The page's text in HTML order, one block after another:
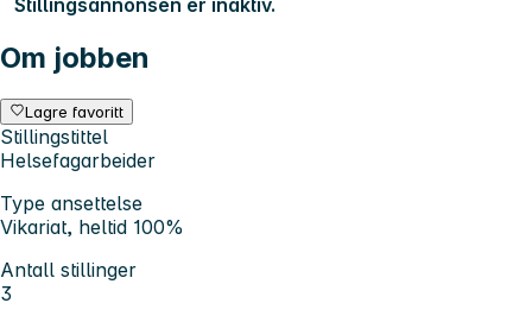
Om jobben
Lagre favoritt
Stillingstittel
Helsefagarbeider
Type ansettelse
Vikariat, heltid 100%
Antall stillinger
3